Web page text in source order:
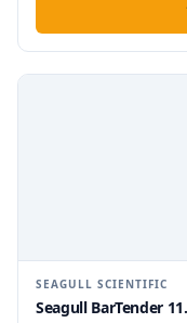
SEAGULL SCIENTIFIC
Seagull BarTender